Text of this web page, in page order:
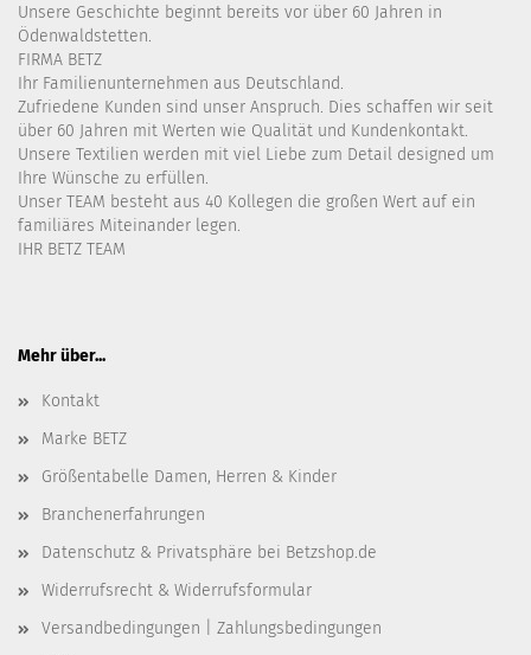
Unsere Geschichte beginnt bereits vor über 60 Jahren in
Ödenwaldstetten.
FIRMA BETZ
Ihr Familienunternehmen aus Deutschland.
Zufriedene Kunden sind unser Anspruch. Dies schaffen wir seit
über 60 Jahren mit Werten wie Qualität und Kundenkontakt.
Unsere Textilien werden mit viel Liebe zum Detail designed um
Ihre Wünsche zu erfüllen.
Unser TEAM besteht aus 40 Kollegen die großen Wert auf ein
familiäres Miteinander legen.
IHR BETZ TEAM
Mehr über...
Kontakt
Marke BETZ
Größentabelle Damen, Herren & Kinder
Branchenerfahrungen
Datenschutz & Privatsphäre bei Betzshop.de
Widerrufsrecht & Widerrufsformular
Versandbedingungen | Zahlungsbedingungen